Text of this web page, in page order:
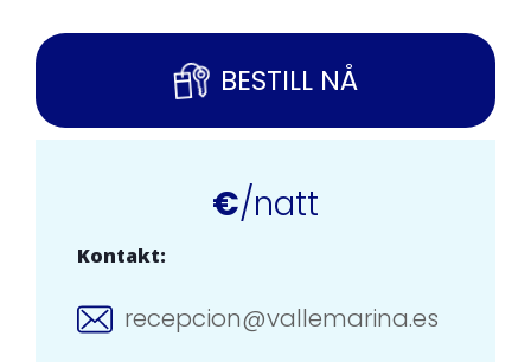
BESTILL NÅ
€/natt
Kontakt:
recepcion@vallemarina.es